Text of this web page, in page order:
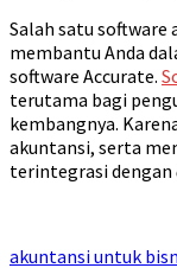
Salah satu software
membantu Anda
software Accurate.
terutama bagi
kembangnya.
akuntansi, serta
terintegrasi dengan
akuntansi untuk